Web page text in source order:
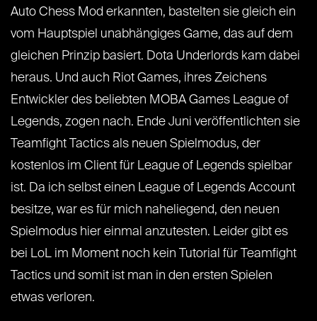
Auto Chess Mod erkannten, bastelten sie gleich ein
vom Hauptspiel unabhängiges Game, das auf dem
gleichen Prinzip basiert. Dota Underlords kam dabei
heraus. Und auch Riot Games, ihres Zeichens
Entwickler des beliebten MOBA Games League of
Legends, zogen nach. Ende Juni veröffentlichten sie
Teamfight Tactics als neuen Spielmodus, der
kostenlos im Client für League of Legends spielbar
ist. Da ich selbst einen League of Legends Account
besitze, war es für mich naheliegend, den neuen
Spielmodus hier einmal anzutesten. Leider gibt es
bei LoL im Moment noch kein Tutorial für Teamfight
Tactics und somit ist man in den ersten Spielen
etwas verloren.